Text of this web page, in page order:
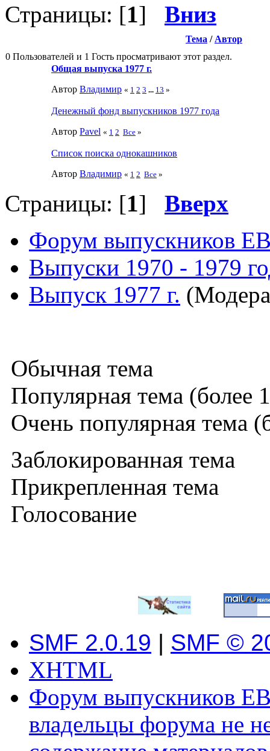
Страницы: [1] Вниз
Тема / Автор
0 Пользователей и 1 Гость просматривают этот раздел.
Общая выпуска 1977 г.
Автор Влaдимир « 1 2 3 ... 13 »
Денежный фонд выпускников 1977 года
Автор Pavel « 1 2 Все »
Список поиска однокашников
Автор Влaдимир « 1 2 Все »
Страницы: [1] Вверх
Форум выпускников
Выпуски 1970 - 1979
Выпуск 1977 г.
Обычная тема
Популярная тема (более
Очень популярная тема
Заблокированная тема
Прикрепленная тема
Голосование
SMF 2.0.19 | SMF ©
XHTML
Форум выпускников
владельцы форума не